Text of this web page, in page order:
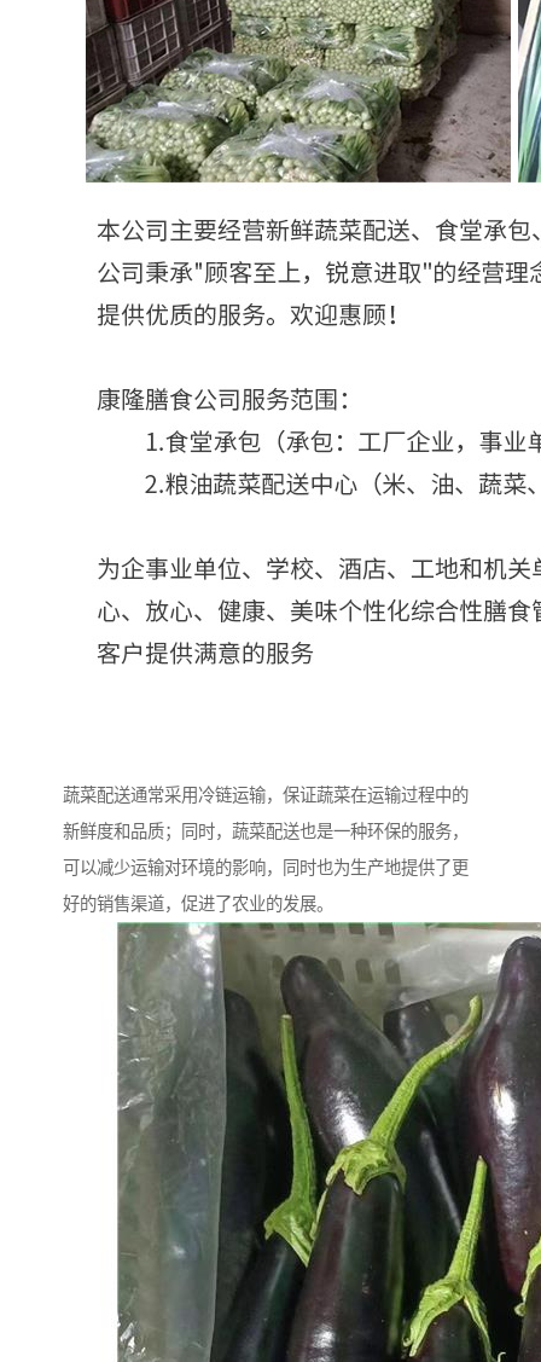
蔬菜配送通常采用冷链运输，保证蔬菜在运输过程中的
新鲜度和品质；同时，蔬菜配送也是一种环保的服务，
可以减少运输对环境的影响，同时也为生产地提供了更
好的销售渠道，促进了农业的发展。